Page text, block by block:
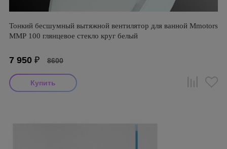
Тонкий бесшумный вытяжной вентилятор для ванной Mmotors
ММР 100 глянцевое стекло круг белый
7 950 ₽ 8600